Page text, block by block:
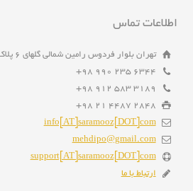
اطلاعات تماس
تهران بلوار فردوس رامین شمالی گلهای ۶ پلاک ۸ واحد ۱
6344 235 990 98+
3189 583 912 98+
2848 4487 21 98+
info[AT]saramooz[DOT]com
mehdipo@gmail.com
support[AT]saramooz[DOT]com
ارتباط با ما